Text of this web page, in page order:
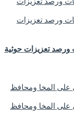
تعزيزات حوثية